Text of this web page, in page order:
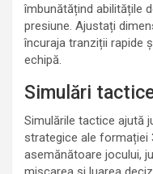
îmbunătățind abilitățile
presiune. Ajustați
încuraja tranziții rapide
echipă.
Simulări
Simulările tactice ajută
strategice ale formației
asemănătoare jocului,